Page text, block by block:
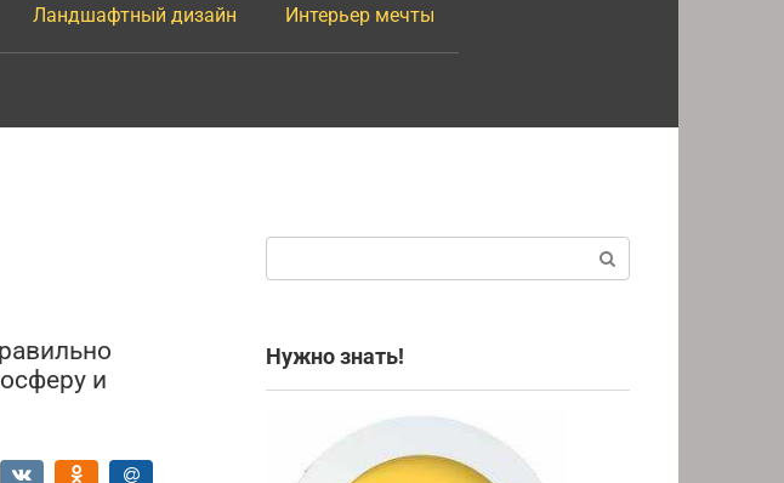
Ландшафтный дизайн Интерьер мечты
и
Нужно знать!